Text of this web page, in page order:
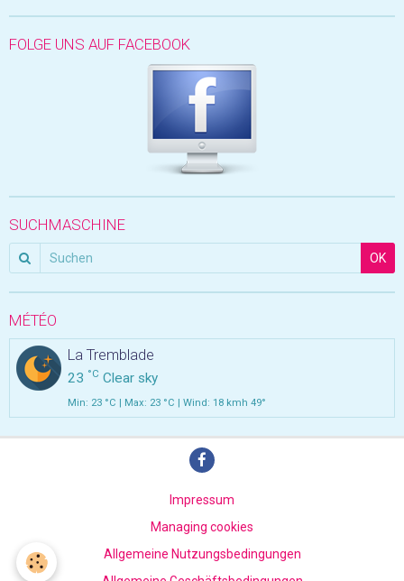
FOLGE UNS AUF FACEBOOK
SUCHMASCHINE
OK
MÉTÉO
La Tremblade
23 °C Clear sky
Min: 23 °C | Max: 23 °C | Wind: 18 kmh 49°
Impressum
Managing cookies
Allgemeine Nutzungsbedingungen